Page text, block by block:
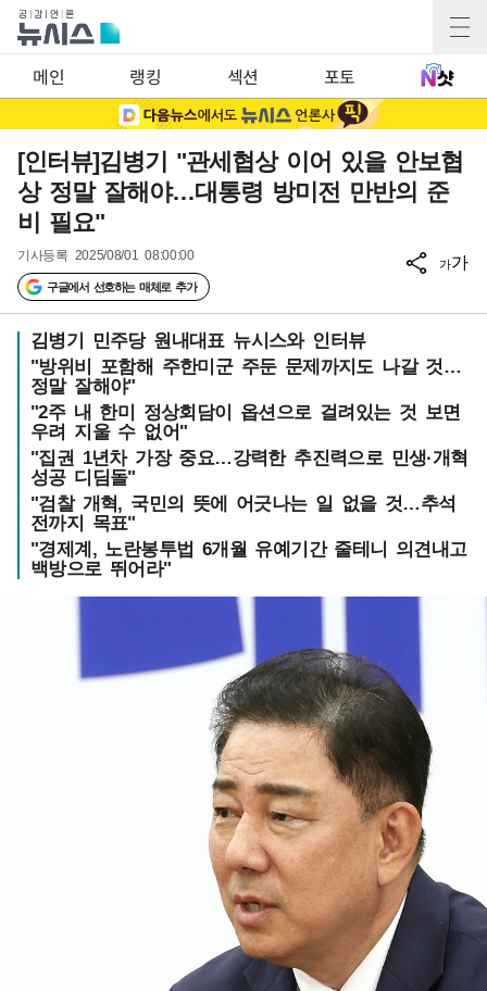
메인 랭킹 섹션 포토
[인터뷰]김병기 "관세협상 이어 있을 안보협
상 정말 잘해야…대통령 방미전 만반의 준
비 필요"
기사등록 2025/08/01 08:00:00
구글에서 선호하는 매체로 추가
가가
김병기 민주당 원내대표 뉴시스와 인터뷰
"방위비 포함해 주한미군 주둔 문제까지도 나갈 것…
정말 잘해야"
"2주 내 한미 정상회담이 옵션으로 걸려있는 것 보면
우려 지울 수 없어"
"집권 1년차 가장 중요…강력한 추진력으로 민생·개혁
성공 디딤돌"
"검찰 개혁, 국민의 뜻에 어긋나는 일 없을 것…추석
전까지 목표"
"경제계, 노란봉투법 6개월 유예기간 줄테니 의견내고
백방으로 뛰어라"